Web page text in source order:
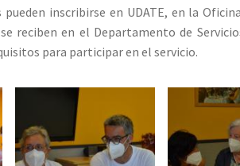
inscribirse en UDATE, en la
reciben en el Departamento de
para participar en el servicio.